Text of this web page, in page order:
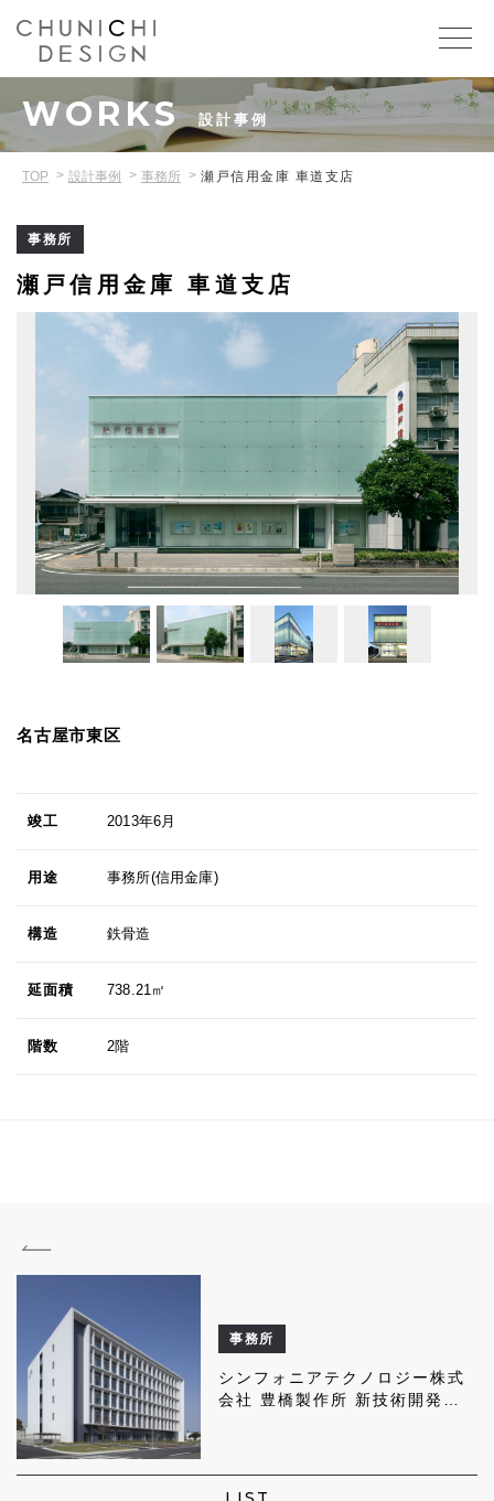
WORKS 設計事例
TOP 設計事例 事務所 瀬戸信用金庫 車道支店
事務所
瀬戸信用金庫 車道支店
名古屋市東区
竣工 2013年6月
用途 事務所(信用金庫)
構造 鉄骨造
延面積 738.21㎡
階数 2階
事務所
シンフォニアテクノロジー株式
会社 豊橋製作所 新技術開発セ